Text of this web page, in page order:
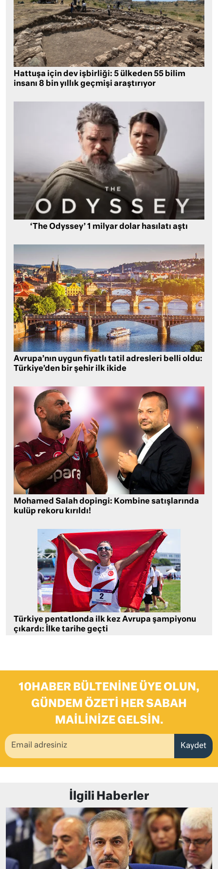
Hattuşa için dev işbirliği: 5 ülkeden 55 bilim
insanı 8 bin yıllık geçmişi araştırıyor
‘The Odyssey’ 1 milyar dolar hasılatı aştı
Avrupa’nın uygun fiyatlı tatil adresleri belli oldu:
Türkiye’den bir şehir ilk ikide
Mohamed Salah dopingi: Kombine satışlarında
kulüp rekoru kırıldı!
Türkiye pentatlonda ilk kez Avrupa şampiyonu
çıkardı: İlke tarihe geçti
10HABER BÜLTENINE ÜYE OLUN,
GÜNDEM ÖZETI HER SABAH
MAILINIZE GELSIN.
Kaydet
İlgili Haberler